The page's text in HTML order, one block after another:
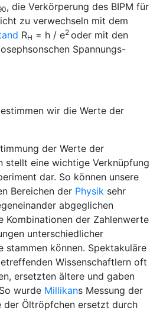
, die Verkörperung des BIPM für
zu verwechseln mit dem
RH = h / e2 oder mit den
Spannungs-
wir die Werte der
der Werte der
stellt eine wichtige Verknüpfung
dar. So können unsere
Bereichen der Physik sehr
abgeglichen
Kombinationen der Zahlenwerte
unterschiedlicher
stammen können. Spektakuläre
Wissenschaftlern oft
ersetzten ältere und gaben
wurde Millikans Messung der
der Öltröpfchen ersetzt durch